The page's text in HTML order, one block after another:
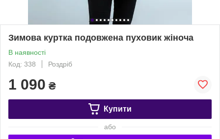
Зимова куртка подовжена пуховик жіноча
В наявності
Код: 338
Роздріб
1 090 ₴
Купити
або